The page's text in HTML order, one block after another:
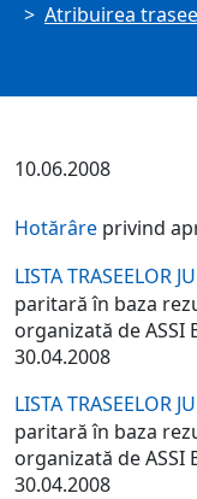
Atribuirea
10.06.2008
Hotărâre privind
LISTA TRASEELOR
paritară în baza
organizată de
30.04.2008
LISTA TRASEELOR
paritară în baza
organizată de
30.04.2008